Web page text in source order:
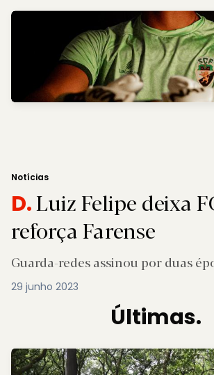
Notícias
D.Luiz Felipe deixa
reforça Farense
Guarda-redes assinou por duas
29 junho 2023
Últimas.